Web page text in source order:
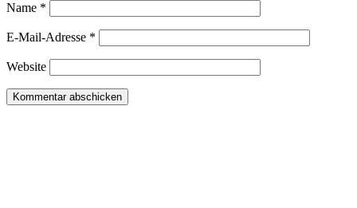
Name *
E-Mail-Adresse *
Website